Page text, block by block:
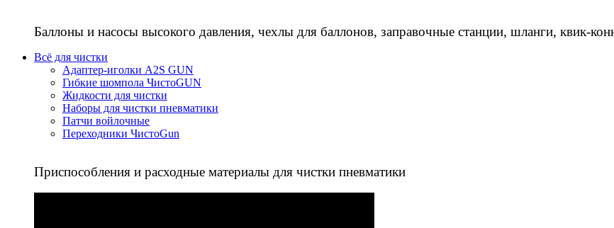
Баллоны и насосы высокого давления, чехлы для баллонов, заправочные станции, шланги, квик-
Всё для чистки
Адаптер-иголки A2S GUN
Гибкие шомпола ЧистоGUN
Жидкости для чистки
Наборы для чистки пневматики
Патчи войлочные
Переходники ЧистоGun
Приспособления и расходные материалы для чистки пневматики